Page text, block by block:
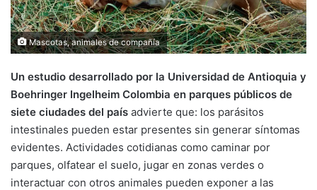
Mascotas, animales de compañía
Un estudio desarrollado por la Universidad de Antioquia y
Boehringer Ingelheim Colombia en parques públicos de
siete ciudades del país advierte que: los parásitos
intestinales pueden estar presentes sin generar síntomas
evidentes. Actividades cotidianas como caminar por
parques, olfatear el suelo, jugar en zonas verdes o
interactuar con otros animales pueden exponer a las